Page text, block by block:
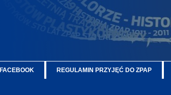
FACEBOOK REGULAMIN PRZYJĘĆ DO ZPAP